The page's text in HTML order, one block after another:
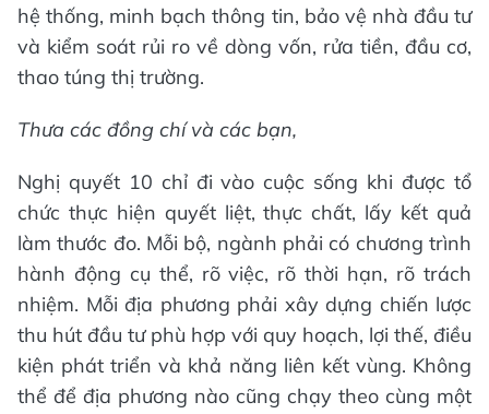
hệ thống, minh bạch thông tin, bảo vệ nhà đầu tư
và kiểm soát rủi ro về dòng vốn, rửa tiền, đầu cơ,
thao túng thị trường.
Thưa các đồng chívà các bạn,
Nghị quyết 10 chỉ đi vào cuộc sống khi được tổ
chức thực hiện quyết liệt, thực chất, lấy kết quả
làm thước đo. Mỗi bộ, ngành phải có chương trình
hành động cụ thể, rõ việc, rõ thời hạn, rõ trách
nhiệm. Mỗi địa phương phải xây dựng chiến lược
thu hút đầu tư phù hợp với quy hoạch, lợi thế, điều
kiện phát triển và khả năng liên kết vùng. Không
thể để địa phương nào cũng chạy theo cùng một